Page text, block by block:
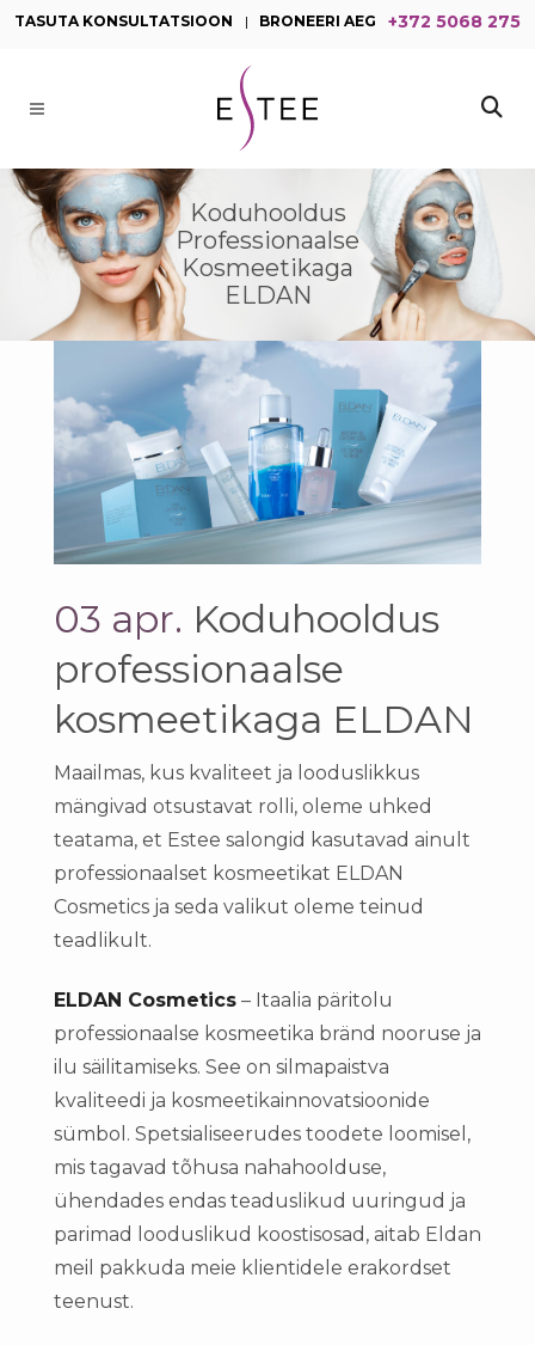
TASUTA KONSULTATSIOON | BRONEERI AEG +372 5068 275
Koduhooldus
Professionaalse
Kosmeetikaga
ELDAN
03 apr. Koduhooldus
professionaalse
kosmeetikaga ELDAN
Maailmas, kus kvaliteet ja looduslikkus
mängivad otsustavat rolli, oleme uhked
teatama, et Estee salongid kasutavad ainult
professionaalset kosmeetikat ELDAN
Cosmetics ja seda valikut oleme teinud
teadlikult.
ELDAN Cosmetics – Itaalia päritolu
professionaalse kosmeetika bränd nooruse ja
ilu säilitamiseks. See on silmapaistva
kvaliteedi ja kosmeetikainnovatsioonide
sümbol. Spetsialiseerudes toodete loomisel,
mis tagavad tõhusa nahahoolduse,
ühendades endas teaduslikud uuringud ja
parimad looduslikud koostisosad, aitab Eldan
meil pakkuda meie klientidele erakordset
teenust.